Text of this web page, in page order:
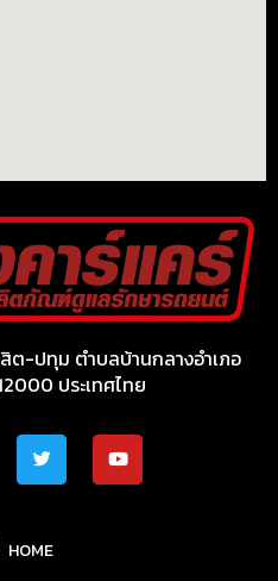
ต-ปทุม ตำบลบ้านกลางอำเภอ
ประเทศไทย
HOME